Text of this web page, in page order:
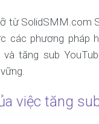
từ SolidSMM.com
các phương pháp
và tăng sub
việc tăng